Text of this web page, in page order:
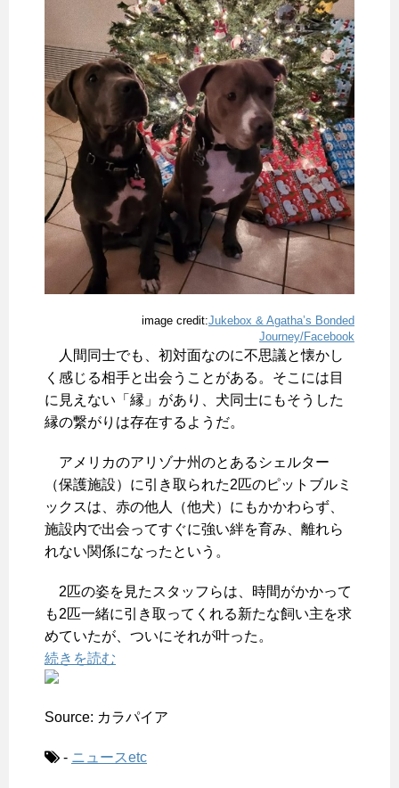
image credit:Jukebox & Agatha’s Bonded
Journey/Facebook
人間同士でも、初対面なのに不思議と懐かし
く感じる相手と出会うことがある。そこには目
に見えない「縁」があり、犬同士にもそうした
縁の繋がりは存在するようだ。
アメリカのアリゾナ州のとあるシェルター
（保護施設）に引き取られた2匹のピットブルミ
ックスは、赤の他人（他犬）にもかかわらず、
施設内で出会ってすぐに強い絆を育み、離れら
れない関係になったという。
2匹の姿を見たスタッフらは、時間がかかって
も2匹一緒に引き取ってくれる新たな飼い主を求
めていたが、ついにそれが叶った。
続きを読む
Source: カラパイア
- ニュースetc